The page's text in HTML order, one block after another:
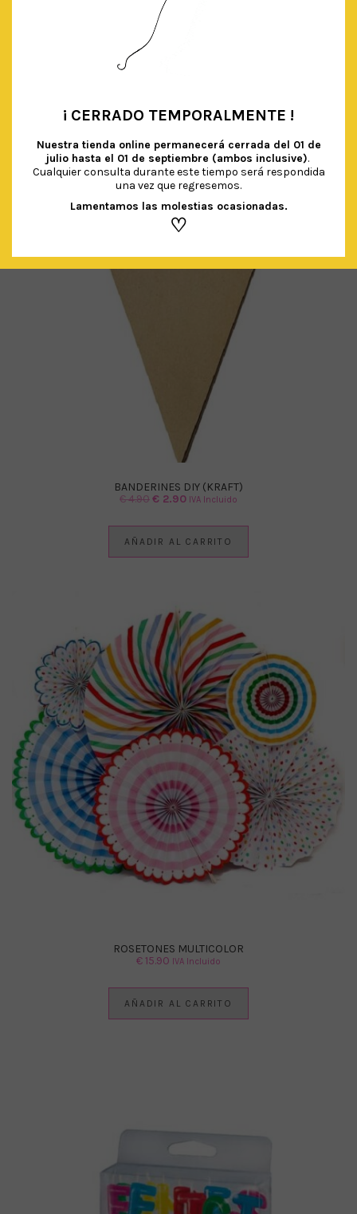
GLOBO ROSA TOPOS BLANCOS
2.50El
€ 2.50.
€
€ 1.50.
BANDERINES DIY (KRAFT)
€4.90El
€ 2.90ElIVA Incluido
AÑADIR AL CARRITO
ROSETONES MULTICOLOR
€15.90 IVA Incluido
AÑADIR AL CARRITO
¡ CERRADO TEMPORALMENTE !
Nuestra tienda online permanecerá cerrada del 01 de
julio hasta el 01 de septiembre (ambos inclusive).
Cualquier consulta durante este tiempo será respondida
una vez que regresemos.
Lamentamos las molestias ocasionadas.
♡